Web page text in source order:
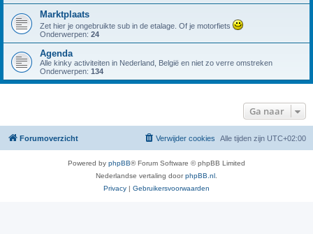
Marktplaats
Zet hier je ongebruikte sub in de etalage. Of je motorfiets
Onderwerpen: 24
Agenda
Alle kinky activiteiten in Nederland, België en niet zo verre omstreken
Onderwerpen: 134
Ga naar
Forumoverzicht Alle tijden zijn UTC+02:00
Verwijder cookies
Powered by phpBB® Forum Software © phpBB Limited
Nederlandse vertaling doorphpBB.nl
Privacy | Gebruikersvoorwaarden